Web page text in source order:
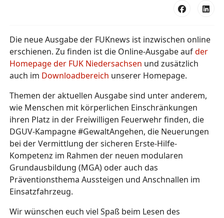
Die neue Ausgabe der FUKnews ist inzwischen online
erschienen. Zu finden ist die Online-Ausgabe aufder
Homepage der FUK Niedersachsen und zusätzlich
auch im Downloadbereich unserer Homepage.
Themen der aktuellen Ausgabe sind unter anderem,
wie Menschen mit körperlichen Einschränkungen
ihren Platz in der Freiwilligen Feuerwehr finden, die
DGUV-Kampagne #GewaltAngehen, die Neuerungen
bei der Vermittlung der sicheren Erste-Hilfe-
Kompetenz im Rahmen der neuen modularen
Grundausbildung (MGA) oder auch das
Präventionsthema Aussteigen und Anschnallen im
Einsatzfahrzeug.
Wir wünschen euch viel Spaß beim Lesen des